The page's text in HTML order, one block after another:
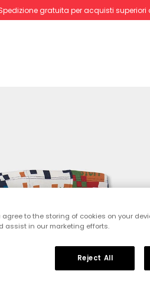
gratuita per acquisti superiori
agree to the storing of cookies on your
assist in our marketing efforts.
Reject All